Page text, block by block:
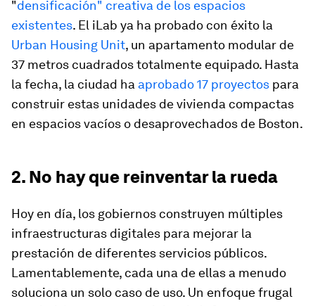
"densificación" creativa de los espacios
existentes. El iLab ya ha probado con éxito la
Urban Housing Unit, un apartamento modular de
37 metros cuadrados totalmente equipado. Hasta
la fecha, la ciudad ha aprobado 17 proyectos para
construir estas unidades de vivienda compactas
en espacios vacíos o desaprovechados de Boston.
2. No hay que reinventar la rueda
Hoy en día, los gobiernos construyen múltiples
infraestructuras digitales para mejorar la
prestación de diferentes servicios públicos.
Lamentablemente, cada una de ellas a menudo
soluciona un solo caso de uso. Un enfoque frugal